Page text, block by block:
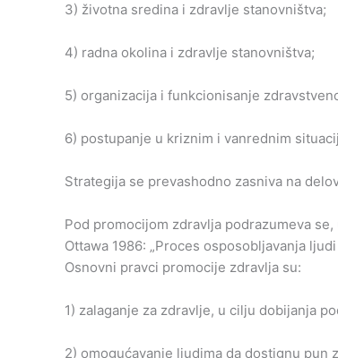
3) životna sredina i zdravlje stanovništva;
4) radna okolina i zdravlje stanovništva;
5) organizacija i funkcionisanje
6) postupanje u kriznim i vanrednim
Strategija se prevashodno zasniva na
Pod promocijom zdravlja podrazumeva
Ottawa 1986: „Proces osposobljavanja
Osnovni pravci promocije zdravlja su:
1) zalaganje za zdravlje, u cilju dobijanja
2) omogućavanje ljudima da dostignu